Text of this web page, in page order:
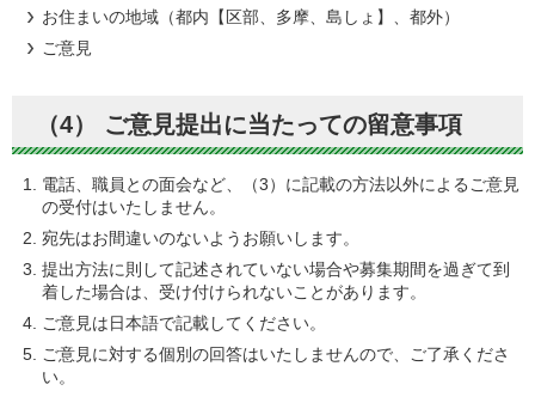
お住まいの地域（都内【区部、多摩、島しょ】、都外）
ご意見
（4） ご意見提出に当たっての留意事項
電話、職員との面会など、（3）に記載の方法以外によるご意見
の受付はいたしません。
宛先はお間違いのないようお願いします。
提出方法に則して記述されていない場合や募集期間を過ぎて到
着した場合は、受け付けられないことがあります。
ご意見は日本語で記載してください。
ご意見に対する個別の回答はいたしませんので、ご了承くださ
い。